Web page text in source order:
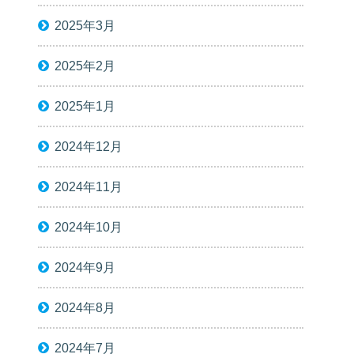
2025年3月
2025年2月
2025年1月
2024年12月
2024年11月
2024年10月
2024年9月
2024年8月
2024年7月